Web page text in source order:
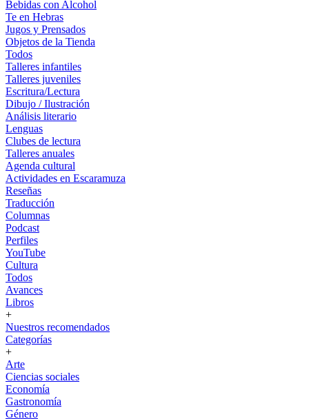
Bebidas con Alcohol
Te en Hebras
Jugos y Prensados
Objetos de la Tienda
Todos
Talleres infantiles
Talleres juveniles
Escritura/Lectura
Dibujo / Ilustración
Análisis literario
Lenguas
Clubes de lectura
Talleres anuales
Agenda cultural
Actividades en Escaramuza
Reseñas
Traducción
Columnas
Podcast
Perfiles
YouTube
Cultura
Todos
Avances
Libros
+
Nuestros recomendados
Categorías
+
Arte
Ciencias sociales
Economía
Gastronomía
Género